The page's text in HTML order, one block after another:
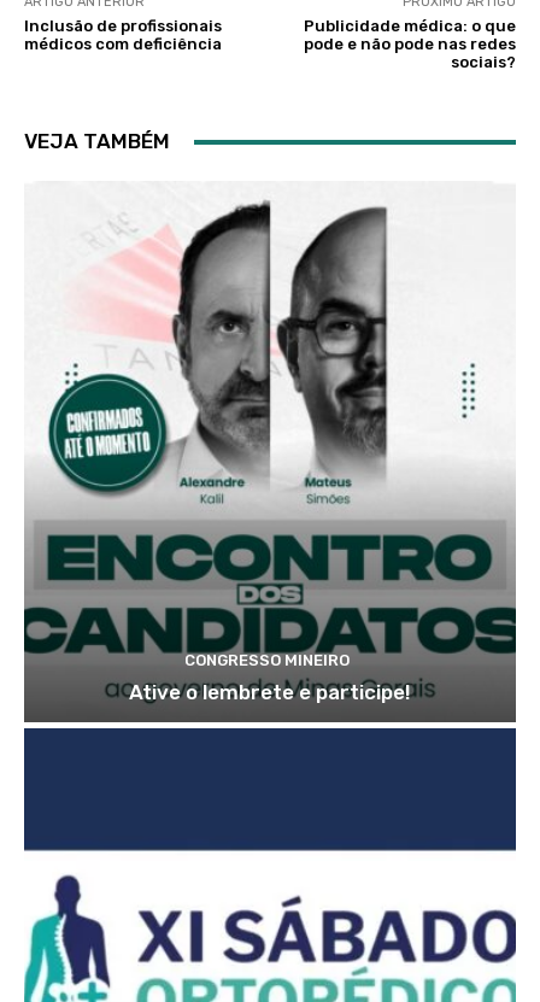
Inclusão de profissionais
médicos com deficiência
Publicidade médica: o que
pode e não pode nas redes
sociais?
VEJA TAMBÉM
CONGRESSO MINEIRO
Ative o lembrete e participe!